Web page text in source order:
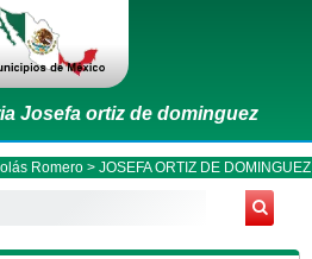
Josefa ortiz de dominguez
Romero> JOSEFA ORTIZ DE DOMINGUEZ